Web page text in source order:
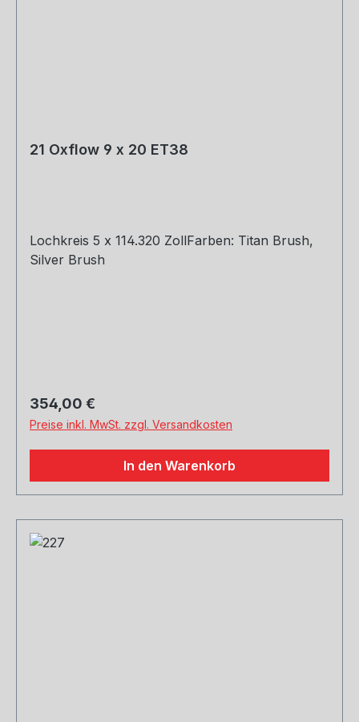
21 Oxflow 9 x 20 ET38
Lochkreis 5 x 114.320 ZollFarben: Titan Brush,
Silver Brush
Regulärer Preis:
354,00 €
Preise inkl. MwSt. zzgl. Versandkosten
In den Warenkorb